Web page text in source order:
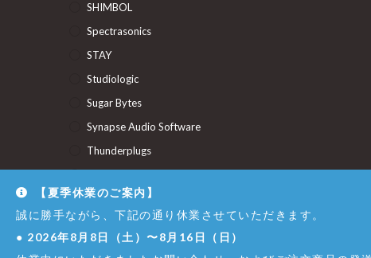
SHIMBOL
Spectrasonics
STAY
Studiologic
Sugar Bytes
Synapse Audio Software
Thunderplugs
Union Audio
Uncategorized
【夏季休業のご案内】
誠に勝手ながら、下記の通り休業させていただきます。
● 2026年8月8日（土）〜8月16日（日）